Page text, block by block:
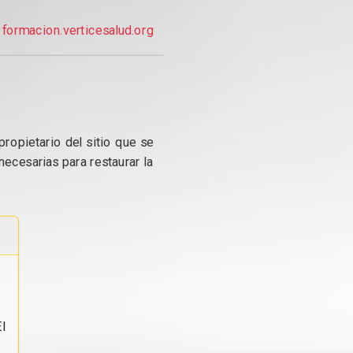
formacion.verticesalud.org
del sitio que se
para restaurar la